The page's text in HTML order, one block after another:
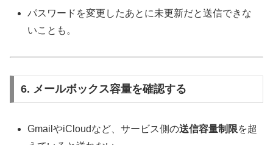
パスワードを変更したあとに未更新だと送信できな
いことも。
6. メールボックス容量を確認する
GmailやiCloudなど、サービス側の送信容量制限を超